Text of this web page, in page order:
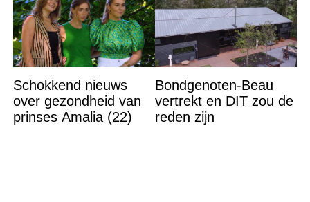
Schokkend nieuws
over gezondheid van
prinses Amalia (22)
Bondgenoten-Beau
vertrekt en DIT zou de
reden zijn